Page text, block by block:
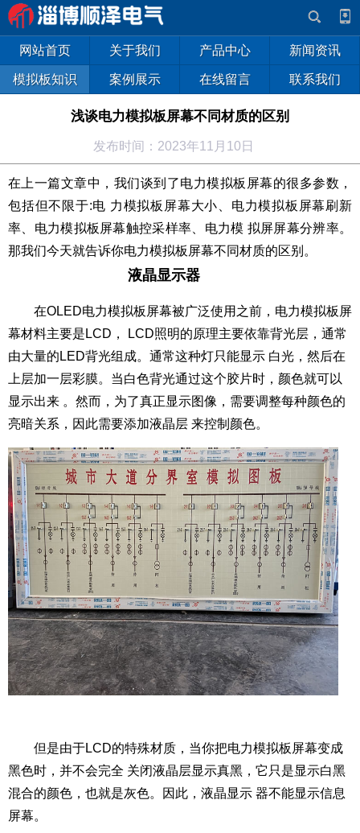
网站首页 关于我们 产品中心 新闻资讯
模拟板知识 案例展示 在线留言 联系我们
浅谈电力模拟板屏幕不同材质的区别
发布时间：2023年11月10日
在上一篇文章中，我们谈到了电力模拟板屏幕的很多参数，
包括但不限于:电 力模拟板屏幕大小、电力模拟板屏幕刷新
率、电力模拟板屏幕触控采样率、电力模 拟屏屏幕分辨率。
那我们今天就告诉你电力模拟板屏幕不同材质的区别。
液晶显示器
在OLED电力模拟板屏幕被广泛使用之前，电力模拟板屏
幕材料主要是LCD， LCD照明的原理主要依靠背光层，通常
由大量的LED背光组成。通常这种灯只能显示 白光，然后在
上层加一层彩膜。当白色背光通过这个胶片时，颜色就可以
显示出来 。然而，为了真正显示图像，需要调整每种颜色的
亮暗关系，因此需要添加液晶层 来控制颜色。
但是由于LCD的特殊材质，当你把电力模拟板屏幕变成
黑色时，并不会完全 关闭液晶层显示真黑，它只是显示白黑
混合的颜色，也就是灰色。因此，液晶显示 器不能显示信息
屏幕。